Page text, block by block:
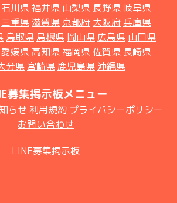
石川県福井県 山梨県 長野県 岐阜県
三重県滋賀県 京都府 大阪府 兵庫県
鳥取県 島根県 岡山県 広島県 山口県
愛媛県 高知県福岡県 佐賀県 長崎県
分県 宮崎県 鹿児島県 沖縄県
募集掲示板メニュー
らせ 利用規約 プライバシーポリシー
お問い合わせ
LINE募集掲示板